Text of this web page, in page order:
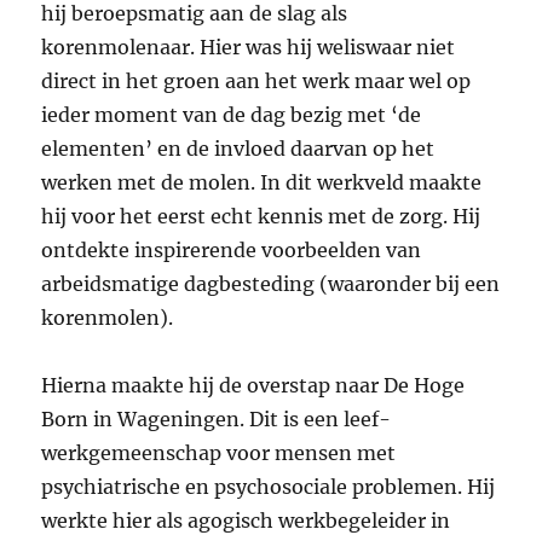
hij beroepsmatig aan de slag als
korenmolenaar. Hier was hij weliswaar niet
direct in het groen aan het werk maar wel op
ieder moment van de dag bezig met ‘de
elementen’ en de invloed daarvan op het
werken met de molen. In dit werkveld maakte
hij voor het eerst echt kennis met de zorg. Hij
ontdekte inspirerende voorbeelden van
arbeidsmatige dagbesteding (waaronder bij een
korenmolen).
Hierna maakte hij de overstap naar De Hoge
Born in Wageningen. Dit is een leef-
werkgemeenschap voor mensen met
psychiatrische en psychosociale problemen. Hij
werkte hier als agogisch werkbegeleider in